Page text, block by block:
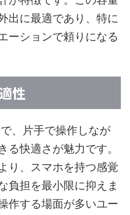
出に最適であり、特に
ーションで頼りになる
性
、片手で操作しなが
る快適さが魅力です。
り、スマホを持つ感覚
負担を最小限に抑えま
作する場面が多いユー